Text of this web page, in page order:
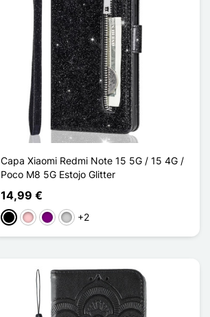
Capa Xiaomi Redmi Note 15 5G / 15 4G /
Poco M8 5G Estojo Glitter
14,99 €
PretoRosaPúrpura
Prata+2